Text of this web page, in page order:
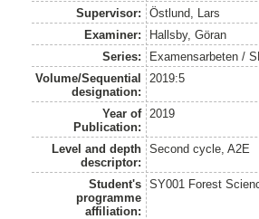
Supervisor:
Östlund, Lars
Examiner:
Hallsby, Göran
Series:
Examensarbeten /
Volume/Sequential
designation:
2019:5
Year of
Publication:
2019
Level and depth
descriptor:
Second cycle, A2E
Student's
programme
affiliation:
SY001 Forest